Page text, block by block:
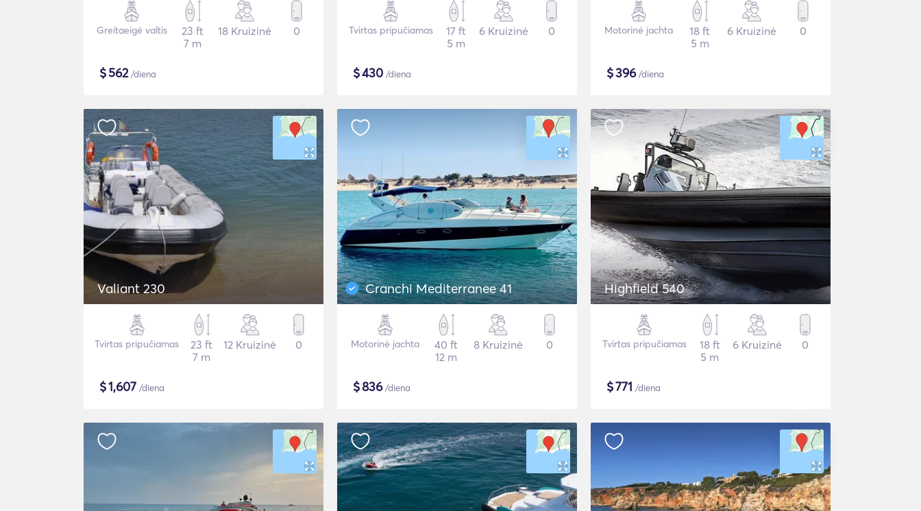
Greitaeigė valtis
23 ft
7 m
18 Kruizinė 0
$562/diena
Tvirtas pripučiamas
17 ft
5 m
6 Kruizinė 0
$430 /diena
Motorinė jachta
18 ft
5 m
6 Kruizinė 0
$396/diena
Valiant 230
Tvirtas pripučiamas
23 ft
7 m
12 Kruizinė 0
$1,607 /diena
Cranchi Mediterranee 41
Motorinė jachta
40 ft
12 m
8 Kruizinė 0
$836/diena
Highfield 540
Tvirtas pripučiamas
18 ft
5 m
6 Kruizinė 0
$771 /diena